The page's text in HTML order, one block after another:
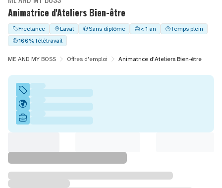
Animatrice d'Ateliers Bien-être
Freelance Laval Sans diplôme < 1 an
Temps plein
100% télétravail
ME AND MY BOSS Offres d'emploi Animatrice d'Ateliers Bien-être